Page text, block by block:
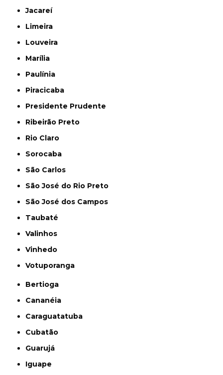
Jacareí
Limeira
Louveira
Marília
Paulínia
Piracicaba
Presidente Prudente
Ribeirão Preto
Rio Claro
Sorocaba
São Carlos
São José do Rio Preto
São José dos Campos
Taubaté
Valinhos
Vinhedo
Votuporanga
Bertioga
Cananéia
Caraguatatuba
Cubatão
Guarujá
Iguape